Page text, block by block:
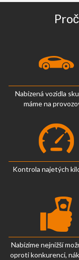
Nabízená vozidla
máme na
Kontrola najetých
Nabízíme nejnižší
oproti konkurenci,